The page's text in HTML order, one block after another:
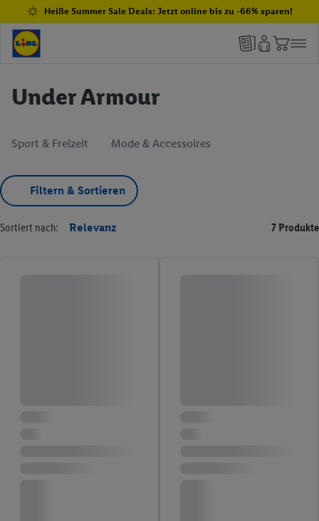
Heiße Summer Sale Deals: Jetzt online bis zu -66% sparen!
Under Armour
Sport & Freizeit Mode & Accessoires
Filtern & Sortieren
Sortiert nach: Relevanz 7 Produkte